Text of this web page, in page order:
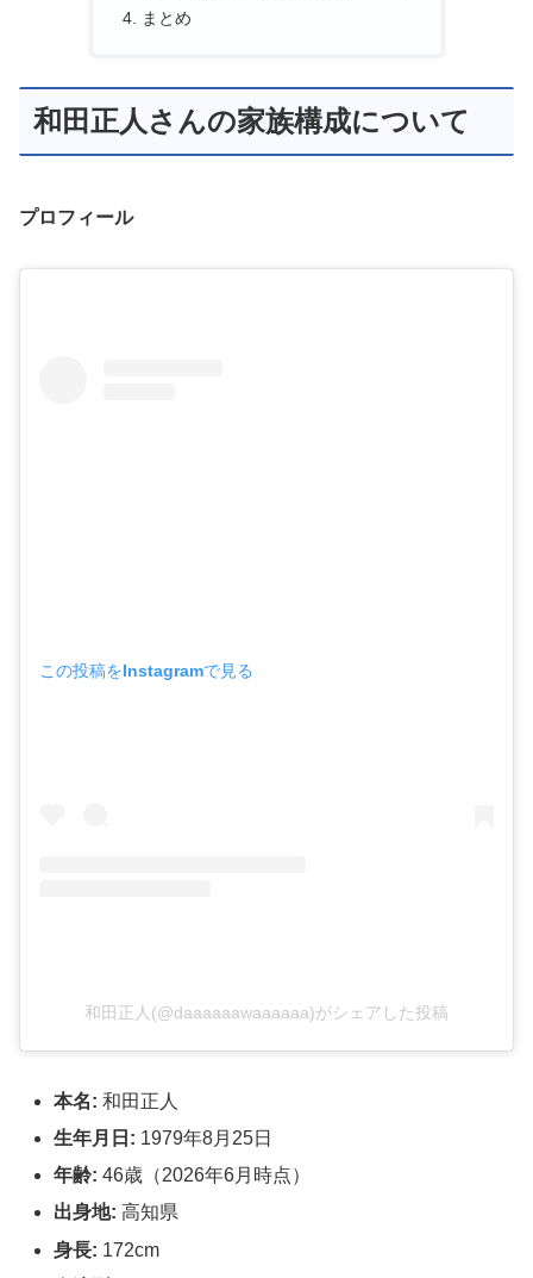
まとめ
和田正人さんの家族構成について
プロフィール
この投稿をInstagramで見る
和田正人(@daaaaaawaaaaaa)がシェアした投稿
本名: 和田正人
生年月日: 1979年8月25日
年齢: 46歳（2026年6月時点）
出身地: 高知県
身長: 172cm